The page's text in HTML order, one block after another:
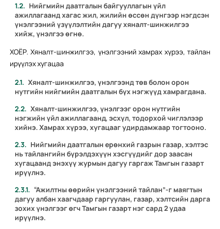
Нийгмийн даатгалын байгууллагын үйл
ажиллагаанд хагас жил, жилийн өссөн дүнгээр нэгдсэн
үнэлгээний үзүүлэлтийн дагуу хяналт-шинжилгээ
хийж, үнэлгээ өгнө.
ХОЁР. Хяналт-шинжилгээ, үнэлгээний хамрах хүрээ, тайлан
ирүүлэх хугацаа
Хяналт-шинжилгээ, үнэлгээнд төв болон орон
нутгийн нийгмийн даатгалын бүх нэгжүүд хамрагдана.
Хяналт-шинжилгээ, үнэлгээг орон нутгийн
нэгжийн үйл ажиллагаанд, эсхүл, тодорхой чиглэлээр
хийнэ. Хамрах хүрээ, хугацааг удирдамжаар тогтооно.
Нийгмийн даатгалын ерөнхий газрын газар, хэлтэс
нь тайлангийн бүрэлдэхүүн хэсгүүдийг дор заасан
хугацаанд энэхүү журмын дагуу гаргаж Тамгын газарт
ирүүлнэ.
“Ажилтны өөрийн үнэлгээний тайлан”-г маягтын
дагуу албан хаагчдаар гаргуулан, газар, хэлтсийн дарга
зохих үнэлгээг өгч Тамгын газарт нэг сард 2 удаа
ирүүлнэ.